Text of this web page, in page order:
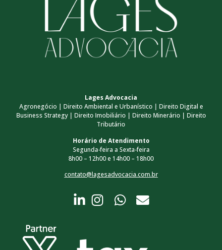
Lages Advocacia
Agronegócio | Direito Ambiental e Urbanístico | Direito Digital e
Business Strategy | Direito Imobiliário | Direito Minerário | Direito
Tributário
Horário de Atendimento
Segunda-feira a Sexta-feira
8h00 – 12h00 e 14h00 – 18h00
contato@lagesadvocacia.com.br